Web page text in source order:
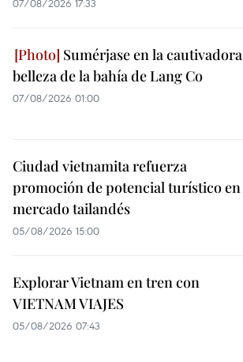
07/08/2026 17:33
Sumérjase en la cautivadora
belleza de la bahía de Lang Co
07/08/2026 01:00
Ciudad vietnamita refuerza
promoción de potencial turístico en
mercado tailandés
05/08/2026 15:00
Explorar Vietnam en tren con
VIETNAM VIAJES
05/08/2026 07:43